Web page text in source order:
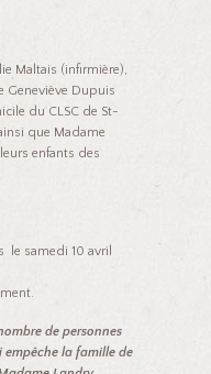
Maltais (infirmière),
Geneviève Dupuis
du CLSC de St-
que Madame
enfants des
le samedi 10 avril
de personnes
empêche la famille de